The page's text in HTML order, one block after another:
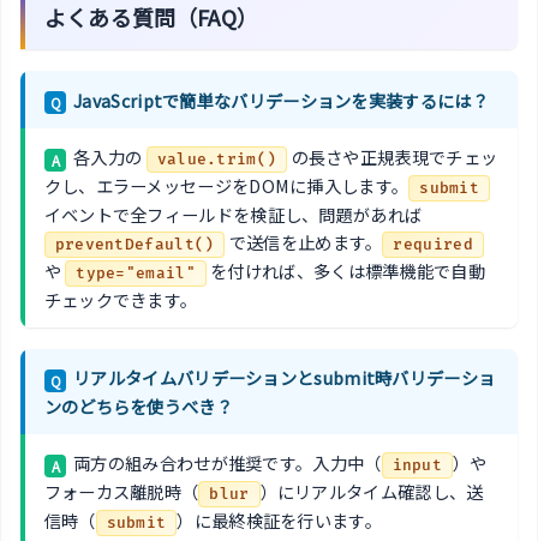
よくある質問（FAQ）
Q JavaScriptで簡単なバリデーションを実装するには？
A 各入力の value.trim()
の長さや正規表現でチェッ
クし、エラーメッセージをDOMに挿入します。
submit
イベントで全フィールドを検証し、問題があれば
preventDefault() で送信を止めます。 required
や type="email"
を付ければ、多くは標準機能で自動
チェックできます。
Q
リアルタイムバリデーションとsubmit時バリデーショ
ンのどちらを使うべき？
A 両方の組み合わせが推奨です。入力中（ input
）や
フォーカス離脱時（
blur
）にリアルタイム確認し、送
信時（
submit ）に最終検証を行います。